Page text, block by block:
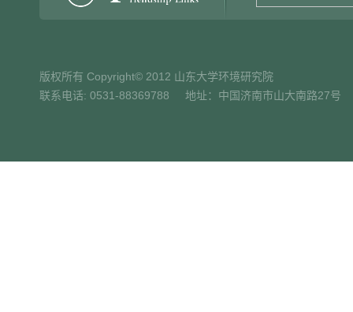
版权所有 Copyright© 2012 山东大学环境研究院
联系电话: 0531-88369788 地址：中国济南市山大南路27号